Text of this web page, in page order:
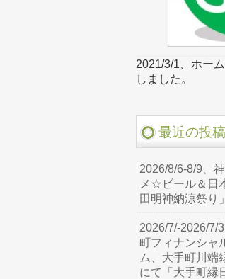
2021/3/1、ホー
しました。
最近の投稿
2026/8/6-8/9、
メ☆ビール＆日
田明神納涼祭り
2026/7/-2026/7/
町フィナンシャ
ム、大手町川端
にて「大手町縁